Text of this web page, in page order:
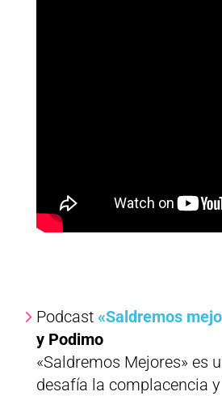
Podcast «Saldremos
y Podimo
«Saldremos Mejores» es
desafía la complacencia